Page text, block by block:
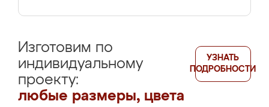
Изготовим по
индивидуальному
проекту:
любые размеры, цвета
УЗНАТЬ
ПОДРОБНОСТИ